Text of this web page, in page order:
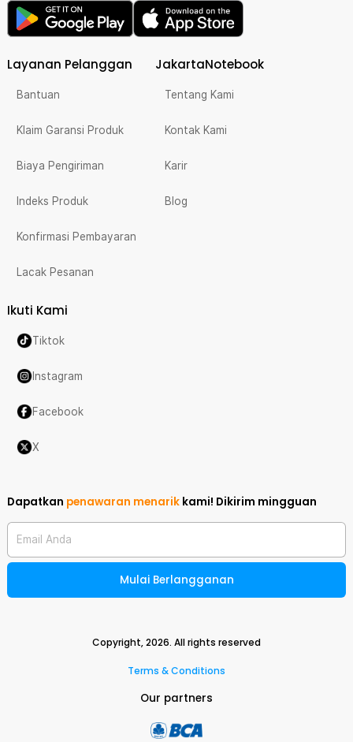
Layanan Pelanggan
Bantuan
Klaim Garansi Produk
Biaya Pengiriman
Indeks Produk
Konfirmasi Pembayaran
Lacak Pesanan
JakartaNotebook
Tentang Kami
Kontak Kami
Karir
Blog
Ikuti Kami
Tiktok
Instagram
Facebook
X
Dapatkan penawaran menarik kami! Dikirim mingguan
Email Anda
Mulai Berlangganan
Copyright,2026. All rights reserved
Terms & Conditions
Our partners